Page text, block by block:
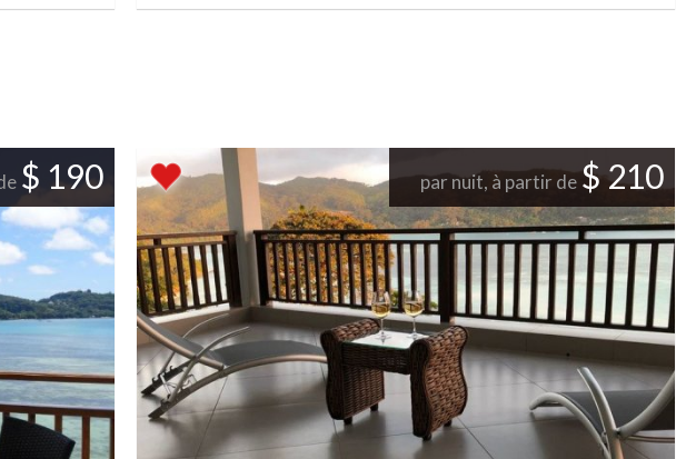
$ 190 par nuit, à partir de$ 210